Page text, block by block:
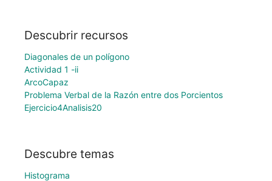
Descubrir recursos
Diagonales de un polígono
Actividad 1 -ii
ArcoCapaz
Problema Verbal de la Razón entre dos Porcientos
Ejercicio4Analisis20
Descubre temas
Histograma